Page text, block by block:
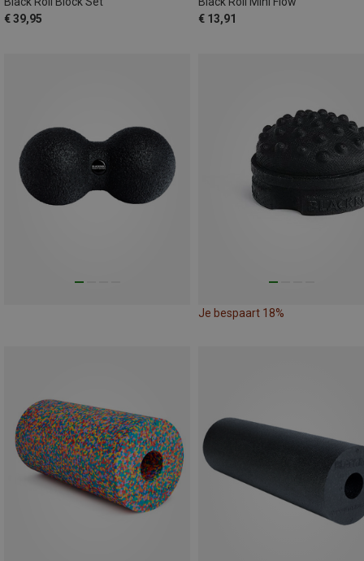
€ 39,95
€ 13,91
Je bespaart 18%